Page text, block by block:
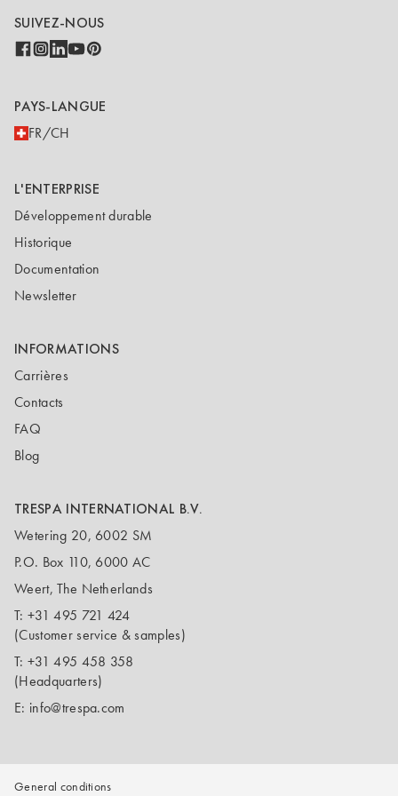
SUIVEZ-NOUS
PAYS-LANGUE
FR/CH
L'ENTERPRISE
Développement durable
Historique
Documentation
Newsletter
INFORMATIONS
Carrières
Contacts
FAQ
Blog
TRESPA INTERNATIONAL B.V.
Wetering 20, 6002 SM
P.O. Box 110, 6000 AC
Weert, The Netherlands
T: +31 495 721 424
(Customer service & samples)
T: +31 495 458 358
(Headquarters)
E: info@trespa.com
General conditions